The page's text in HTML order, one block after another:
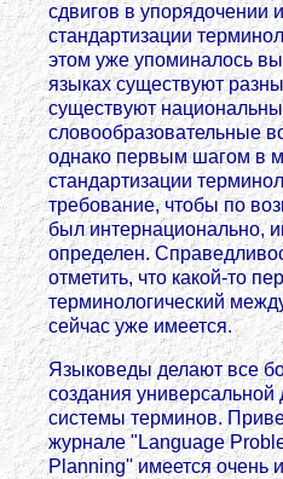
сдвигов в упорядочении
стандартизации
этом уже упоминалось
языках существуют
существуют
словообразовательные
однако первым шагом в
стандартизации
требование, чтобы по
был интернационально,
определен.
отметить, что какой-то
терминологический
сейчас уже имеется.
Языковеды делают все
создания
системы терминов.
журнале "Language
Planning'' имеется очень